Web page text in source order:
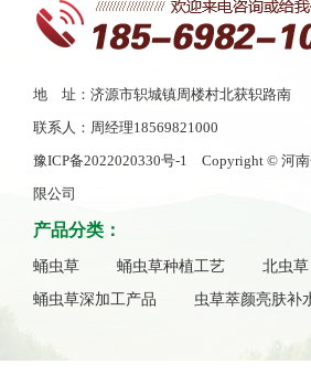
地 址：济源市轵城镇周楼村北获轵路南
联系人：周经理18569821000
豫ICP备2022020330号-1 Copyright © 河
限公司
产品分类：
蛹虫草 蛹虫草种植工艺
北虫草
蛹虫草深加工产品
虫草萃颜亮肤补